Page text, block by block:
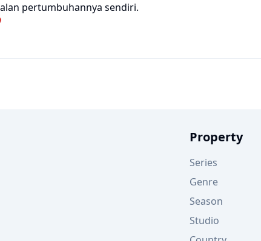
pertumbuhannya sendiri.
Property
Series
Genre
Season
Studio